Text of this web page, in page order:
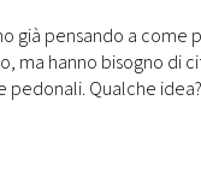
già pensando a come
ma hanno bisogno di
pedonali. Qualche idea?